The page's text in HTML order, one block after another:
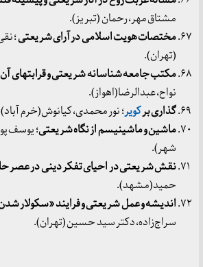
مشتاق مهر، رحمان (تبریز).
مختصات هویت اسلامی در آرای شریعتی؛
(تهران).
مکتب جامعه شناسانه شریعتی و قرابتهای
نواح، عبدالرضا(اهواز).
گذاری برکویر؛ نور محمدی، کیانوش(خرم
ماشین و ماشینیسم از نگاه شریعتی؛ یوسف
شهر).
نقش شریعتی در احیای تفکر دینی در عصر
حمید(مشهد).
اندیشه و عمل شریعتی و فرایند «سکولار
سراج‌زاده، دکتر سید حسین (تهران).